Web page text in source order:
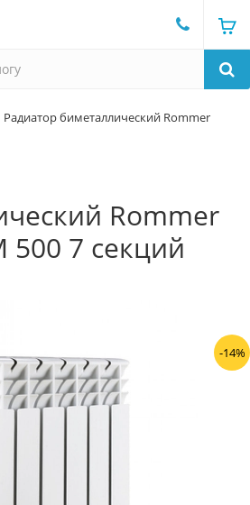
Радиатор биметаллический Rommer
Rommer
500 7 секций
-14%